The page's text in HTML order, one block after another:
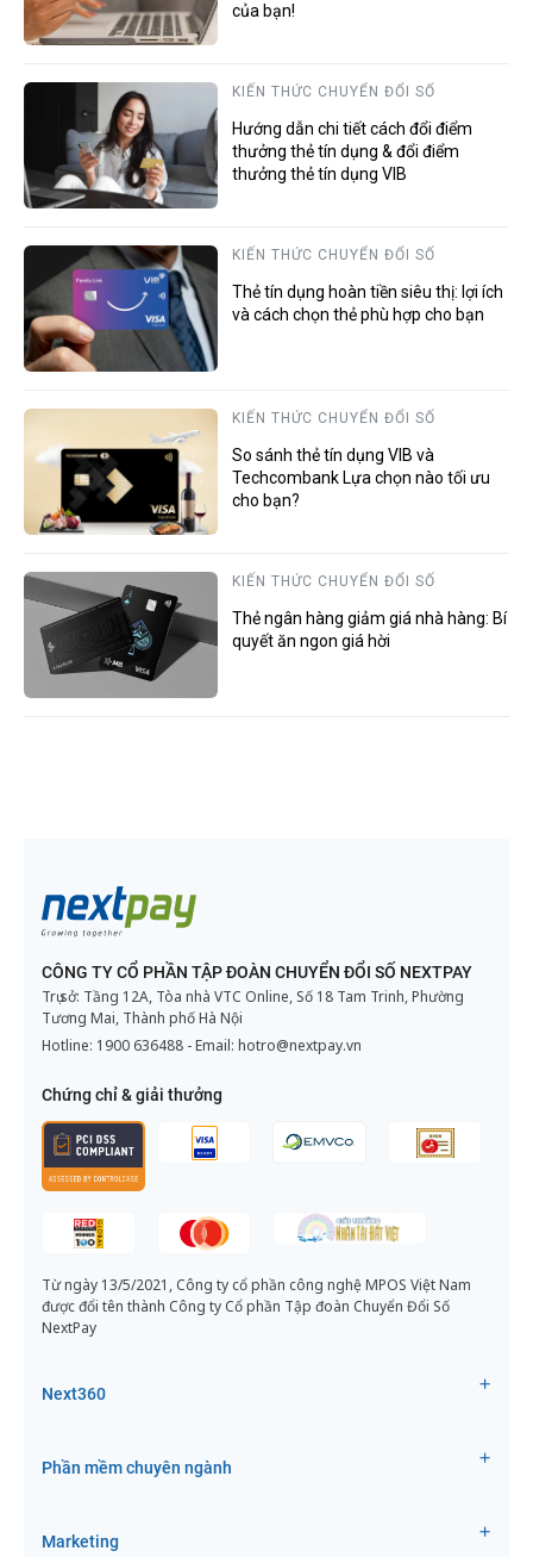
của bạn!
KIẾN THỨC CHUYỂN ĐỔI SỐ
Hướng dẫn chi tiết cách đổi điểm
thưởng thẻ tín dụng & đổi điểm
thưởng thẻ tín dụng VIB
KIẾN THỨC CHUYỂN ĐỔI SỐ
Thẻ tín dụng hoàn tiền siêu thị: lợi ích
và cách chọn thẻ phù hợp cho bạn
KIẾN THỨC CHUYỂN ĐỔI SỐ
So sánh thẻ tín dụng VIB và
Techcombank Lựa chọn nào tối ưu
cho bạn?
KIẾN THỨC CHUYỂN ĐỔI SỐ
Thẻ ngân hàng giảm giá nhà hàng: Bí
quyết ăn ngon giá hời
CÔNG TY CỔ PHẦN TẬP ĐOÀN CHUYỂN ĐỔI SỐ NEXTPAY
Trụ sở: Tầng 12A, Tòa nhà VTC Online, Số 18 Tam Trinh, Phường
Tương Mai, Thành phố Hà Nội
Hotline: 1900 636488 - Email: hotro@nextpay.vn
Chứng chỉ & giải thưởng
Từ ngày 13/5/2021, Công ty cổ phần công nghệ MPOS Việt Nam
được đổi tên thành Công ty Cổ phần Tập đoàn Chuyển Đổi Số
NextPay
Next360
Phần mềm chuyên ngành
Marketing